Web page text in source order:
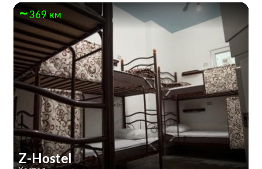
369 км
Z-Hostel